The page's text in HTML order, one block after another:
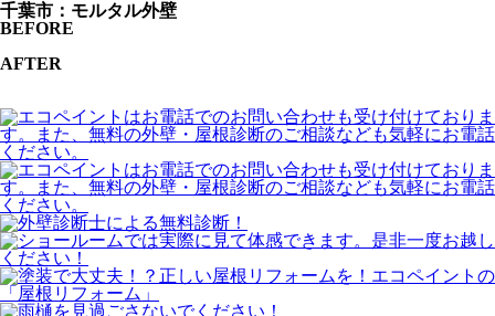
千葉市：モルタル外壁
BEFORE
AFTER